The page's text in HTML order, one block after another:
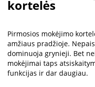
kortelės
Pirmosios mokėjimo
amžiaus pradžioje.
dominuoja grynieji. Bet
mokėjimai taps
funkcijas ir dar daugiau.